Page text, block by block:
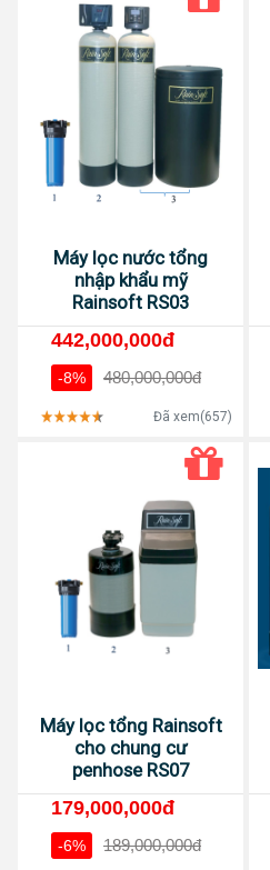
Máy lọc nước tổng
nhập khẩu mỹ
Rainsoft RS03
442,000,000đ
-8% 480,000,000đ
Đã xem(657)
Máy lọc tổng Rainsoft
cho chung cư
penhose RS07
179,000,000đ
-6% 189,000,000đ